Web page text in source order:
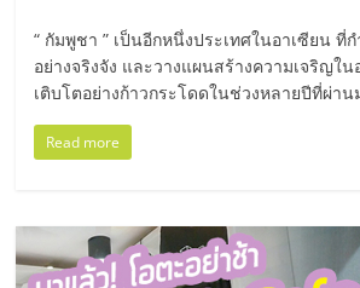
แฟ
รน
ไชส์
ขาย
หน้า
น้อย
คืน
“ กัมพูชา ” เป็นอีกหนึ่งประเทศในอาเซียน ที่
อย่างจริงจัง และวางแผนสร้างความเจริญใ
เติบโตอย่างก้าวกระโดดในช่วงหลายปีที่ผ่าน
Read more